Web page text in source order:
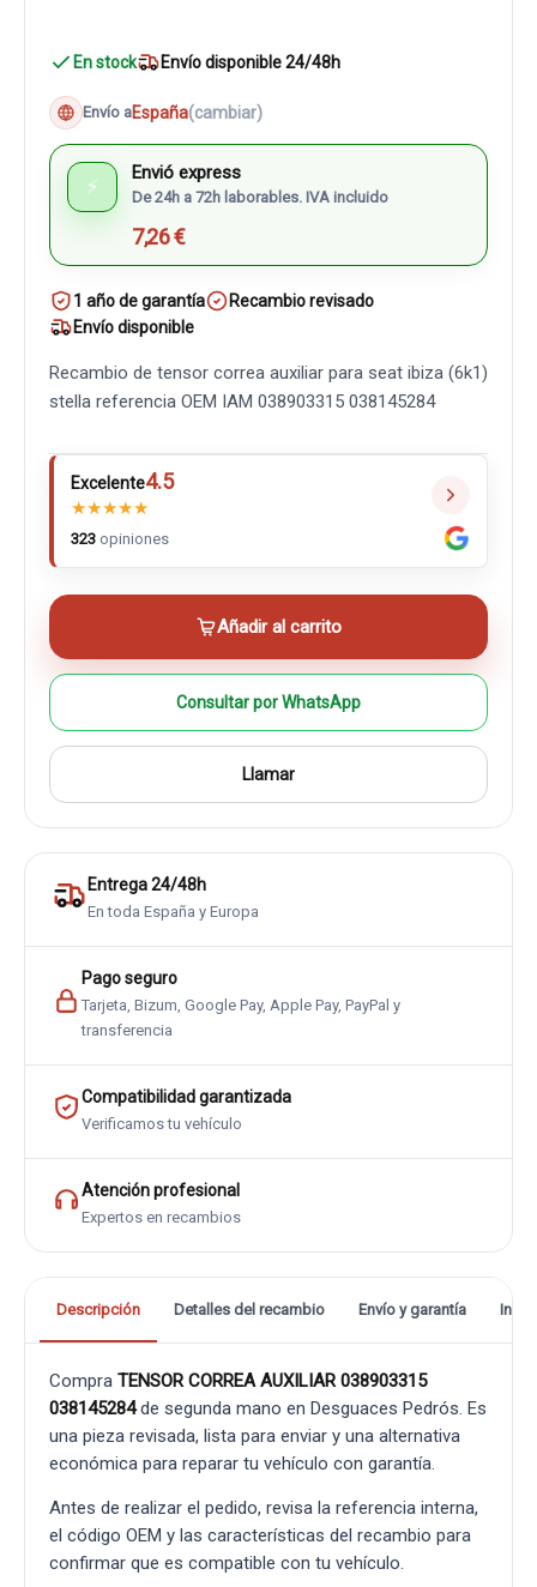
En stock Envío disponible 24/48h
Envío aEspaña(cambiar)
⚡
Envió express
De 24h a 72h laborables. IVA incluido
7,26 €
1 año de garantía
Recambio revisado
Envío disponible
Recambio de tensor correa auxiliar para seat ibiza (6k1)
stella referencia OEM IAM 038903315 038145284
Excelente4.5
★★★★★
323 opiniones
Añadir al carrito
Consultar por WhatsApp
Llamar
Entrega 24/48h
En toda España y Europa
Pago seguro
Tarjeta, Bizum, Google Pay, Apple Pay, PayPal y
transferencia
Compatibilidad garantizada
Verificamos tu vehículo
Atención profesional
Expertos en recambios
Descripción Detalles del recambio Envío y garantía
Compra TENSOR CORREA AUXILIAR 038903315
038145284de segunda mano en Desguaces Pedrós. Es
una pieza revisada, lista para enviar y una alternativa
económica para reparar tu vehículo con garantía.
Antes de realizar el pedido, revisa la referencia interna,
el código OEM y las características del recambio para
confirmar que es compatible con tu vehículo.